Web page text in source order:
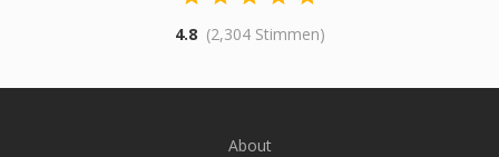
4.8 (2,304 Stimmen)
About